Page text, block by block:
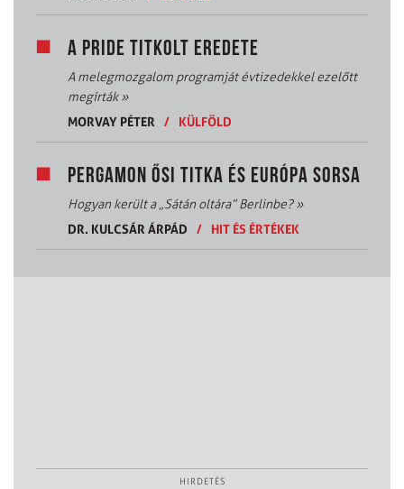
A PRIDE TITKOLT EREDETE
A melegmozgalom programját évtizedekkel ezelőtt
megírták»
MORVAY PÉTER
/ KÜLFÖLD
PERGAMON ŐSI TITKA ÉS EURÓPA SORSA
Hogyan került a „Sátán oltára” Berlinbe?»
DR. KULCSÁR ÁRPÁD
/ HIT ÉS ÉRTÉKEK
HIRDETÉS